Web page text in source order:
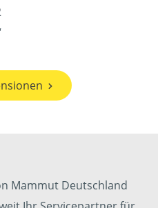
Mammut Deutschland